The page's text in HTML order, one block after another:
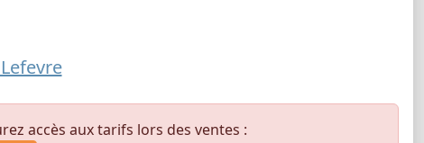
accès aux tarifs lors des ventes :